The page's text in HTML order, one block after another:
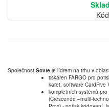
Společnost Sovte je lídrem na trhu v
tiskáren FARGO pro
karet, software CardFive
kompletních systémů
(Crescendo –multi-